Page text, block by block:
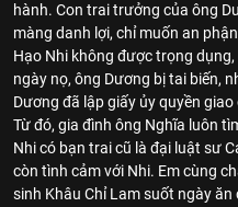
hành. Con trai trưởng của ông
màng danh lợi, chỉ muốn an
Hạo Nhi không được trọng
ngày nọ, ông Dương bị tai biến,
Dương đã lập giấy ủy quyền
Từ đó, gia đình ông Nghĩa luôn
Nhi có bạn trai cũ là đại luật sư
còn tình cảm với Nhi. Em cùng
sinh Khâu Chỉ Lam suốt ngày